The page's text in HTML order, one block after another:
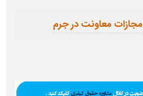
مجازات معاونت در جرم